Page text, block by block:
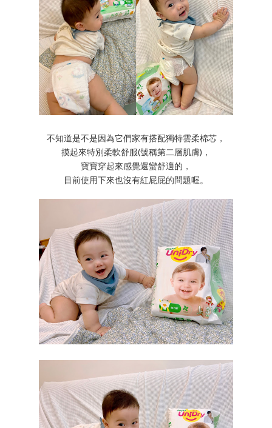
不知道是不是因為它們家有搭配獨特雲柔棉芯，
摸起來特別柔軟舒服(號稱第二層肌膚)，
寶寶穿起來感覺還蠻舒適的，
目前使用下來也沒有紅屁屁的問題喔。